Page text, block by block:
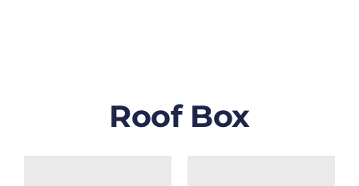
Roof Box